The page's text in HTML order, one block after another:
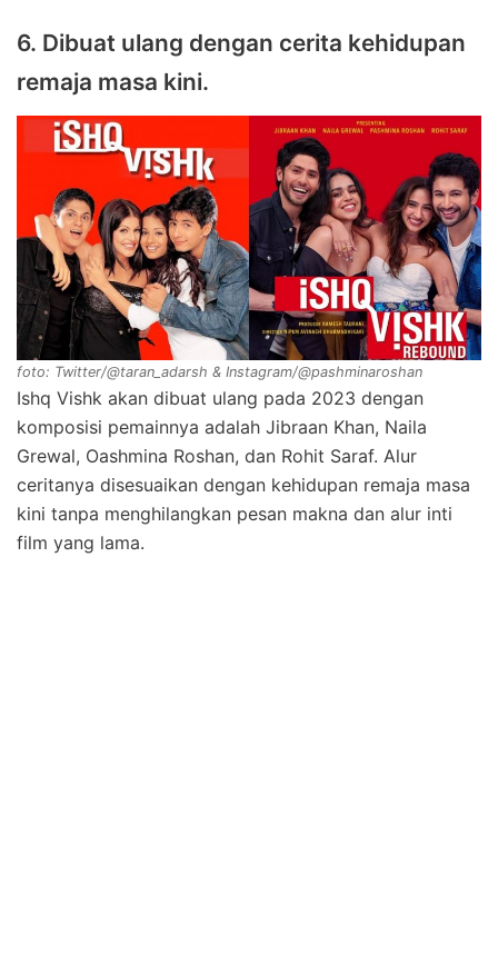
6. Dibuat ulang dengan cerita kehidupan
remaja masa kini.
foto: Twitter/@taran_adarsh & Instagram/@pashminaroshan
Ishq Vishk akan dibuat ulang pada 2023 dengan
komposisi pemainnya adalah Jibraan Khan, Naila
Grewal, Oashmina Roshan, dan Rohit Saraf. Alur
ceritanya disesuaikan dengan kehidupan remaja masa
kini tanpa menghilangkan pesan makna dan alur inti
film yang lama.